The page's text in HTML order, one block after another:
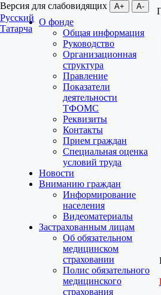
Версия для слабовидящих
A+ A-
Русский
Татарча
О фонде
Общая информация
Руководство
Организационная
структура
Правление
Показатели
деятельности
ТФОМС
Реквизиты
Контакты
Прием граждан
Специальная оценка
условий труда
Новости
Вниманию граждан
Информирование
населения
Видеоматериалы
Застрахованным лицам
Об обязательном
медицинском
страховании
Полис обязательного
медицинского
страхования